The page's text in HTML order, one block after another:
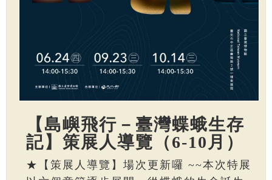
【島嶼飛行－臺灣蝶蛾生存
記】策展人導覽（6-10月）
★【策展人導覽】場次更新囉 ~~本次特展